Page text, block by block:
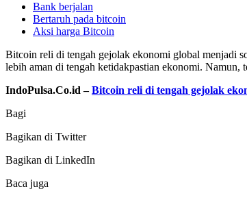
Bank berjalan
Bertaruh pada bitcoin
Aksi harga Bitcoin
Bitcoin reli di tengah gejolak ekonomi global menjadi
lebih aman di tengah ketidakpastian ekonomi.
IndoPulsa.Co.id –Bitcoin reli di tengah gejolak
Bagi
Bagikan di Twitter
Bagikan di LinkedIn
Baca juga